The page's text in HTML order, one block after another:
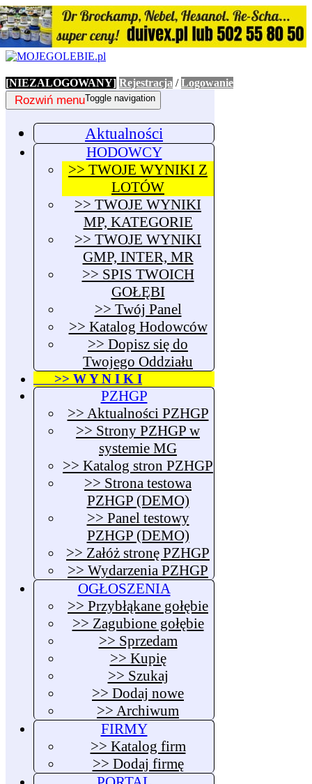
[NIEZALOGOWANY] Rejestracja /Logowanie
Toggle navigation
Rozwiń menu
Aktualności
HODOWCY
>> TWOJE WYNIKI Z
LOTÓW
>> TWOJE WYNIKI
MP, KATEGORIE
>> TWOJE WYNIKI
GMP, INTER, MR
>> SPIS TWOICH
GOŁĘBI
>> Twój Panel
>> Katalog Hodowców
>> Dopisz się do
Twojego Oddziału
>> W Y N I K I
PZHGP
>> Aktualności PZHGP
>> Strony PZHGP w
systemie MG
>> Katalog stron PZHGP
>> Strona testowa
PZHGP (DEMO)
>> Panel testowy
PZHGP (DEMO)
>> Załóż stronę PZHGP
>> Wydarzenia PZHGP
OGŁOSZENIA
>> Przybłąkane gołębie
>> Zagubione gołębie
>> Sprzedam
>> Kupię
>> Szukaj
>> Dodaj nowe
>> Archiwum
FIRMY
>> Katalog firm
>> Dodaj firmę